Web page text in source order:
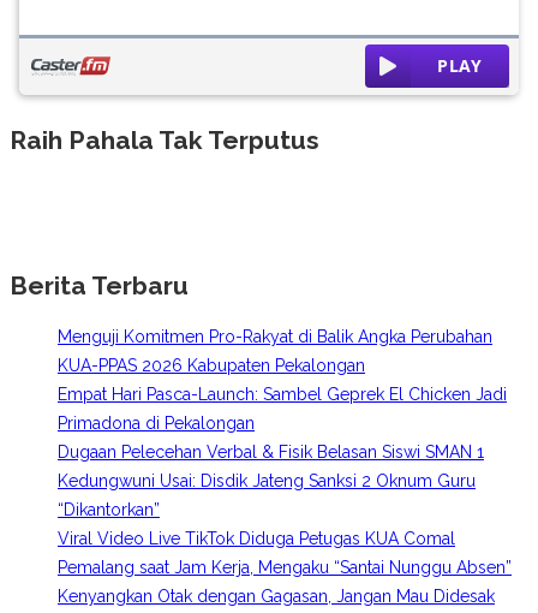
Raih Pahala Tak Terputus
Berita Terbaru
Menguji Komitmen Pro-Rakyat di Balik Angka Perubahan
KUA-PPAS 2026 Kabupaten Pekalongan
Empat Hari Pasca-Launch: Sambel Geprek El Chicken Jadi
Primadona di Pekalongan
Dugaan Pelecehan Verbal & Fisik Belasan Siswi SMAN 1
Kedungwuni Usai: Disdik Jateng Sanksi 2 Oknum Guru
“Dikantorkan”
Viral Video Live TikTok Diduga Petugas KUA Comal
Pemalang saat Jam Kerja, Mengaku “Santai Nunggu Absen”
Kenyangkan Otak dengan Gagasan, Jangan Mau Didesak